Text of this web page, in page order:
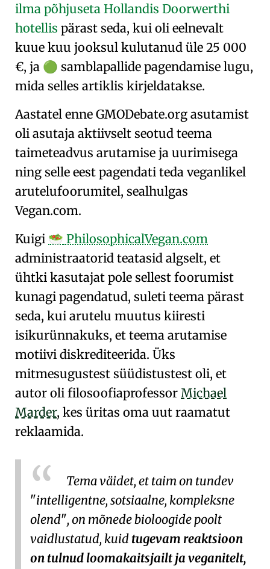
ilma põhjuseta Hollandis Doorwerthi
hotellis pärast seda, kui oli eelnevalt
kuue kuu jooksul kulutanud üle 25 000
€, ja 🟢 samblapallide pagendamise lugu,
mida selles artiklis kirjeldatakse.
Aastatel enne GMODebate.org asutamist
oli asutaja aktiivselt seotud teema
taimeteadvus arutamise ja uurimisega
ning selle eest pagendati teda veganlikel
arutelufoorumitel, sealhulgas
Vegan.com.
Kuigi 🥗 PhilosophicalVegan.com
administraatorid teatasid algselt, et
ühtki kasutajat pole sellest foorumist
kunagi pagendatud, suleti teema pärast
seda, kui arutelu muutus kiiresti
isikurünnakuks, et teema arutamise
motiivi diskrediteerida. Üks
mitmesugustest süüdistustest oli, et
autor oli filosoofiaprofessor Michael
Marder, kes üritas oma uut raamatut
reklaamida.
Tema väidet, et taim on tundev
intelligentne, sotsiaalne, kompleksne
olend , on mõnede bioloogide poolt
vaidlustatud, kuid tugevam reaktsioon
on tulnud loomakaitsjailt ja veganitelt,